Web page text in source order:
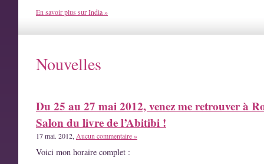
En savoir plus sur India »
Nouvelles
Du 25 au 27 mai 2012, venez me retrouver à
Salon du livre de l’Abitibi !
17 mai. 2012, Aucun commentaire »
Voici mon horaire complet :